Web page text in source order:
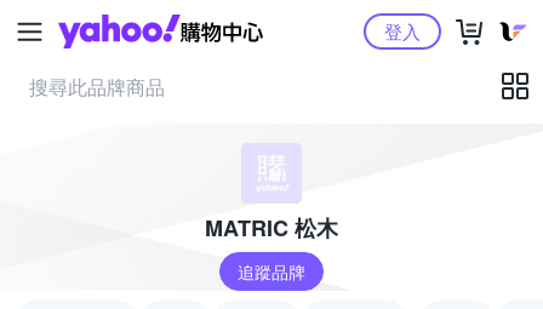
Yahoo購物中心登入
MATRIC 松木
追蹤品牌